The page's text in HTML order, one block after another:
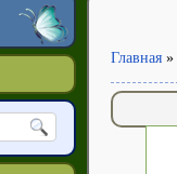
Главная »